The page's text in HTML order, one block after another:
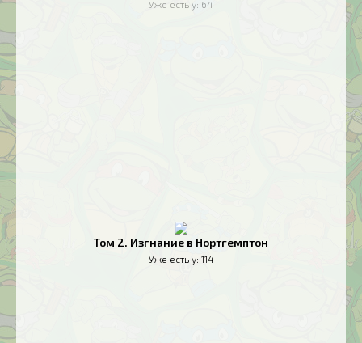
Уже есть у: 64
Том 2. Изгнание в Нортгемптон
Уже есть у: 114